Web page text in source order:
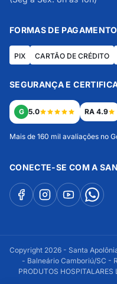
FORMAS DE PAGAMENTO
PIX CARTÃO DE CRÉDITO
SEGURANÇA E
G 5.0 RA 4.9
Mais de 160 mil avaliações no
CONECTE-SE COM A
Copyright 2026 - Santa
- Balneário Camboriú/SC -
PRODUTOS